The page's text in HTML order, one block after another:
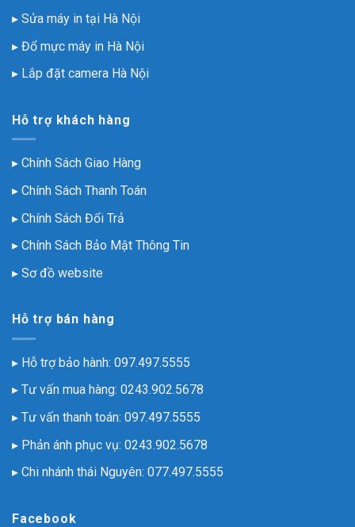
▸ Sửa máy in tại Hà Nội
▸ Đổ mực máy in Hà Nội
▸ Lắp đặt camera Hà Nội
Hỗ trợ khách hàng
▸ Chính Sách Giao Hàng
▸ Chính Sách Thanh Toán
▸ Chính Sách Đổi Trả
▸ Chính Sách Bảo Mật Thông Tin
▸ Sơ đồ website
Hỗ trợ bán hàng
▸ Hỗ trợ bảo hành: 097.497.5555
▸ Tư vấn mua hàng: 0243.902.5678
▸ Tư vấn thanh toán: 097.497.5555
▸ Phản ánh phục vụ: 0243.902.5678
▸ Chi nhánh thái Nguyên: 077.497.5555
Facebook